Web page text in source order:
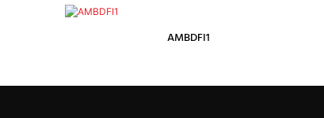
AMBDFI1